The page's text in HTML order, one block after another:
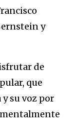
y
de
que
su voz por